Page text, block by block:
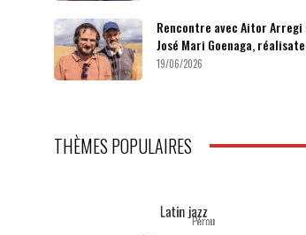
Rencontre avec Aitor Arregi
José Mari Goenaga,
19/06/2026
THÈMES POPULAIRES